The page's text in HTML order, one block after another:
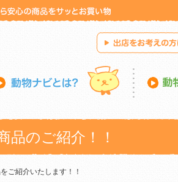
品のご紹介！！
ご紹介いたします！！